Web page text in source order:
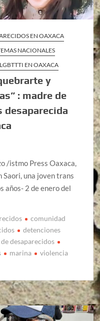
EN OAXACA
NACIONALES
EN OAXACA
y
: madre de
desaparecida
/istmo Press Oaxaca,
Saori, una joven trans
años- 2 de enero del
comunidad
detenciones
desaparecidos
marina
violencia